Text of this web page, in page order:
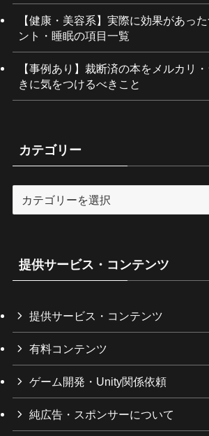
【健康・美容系】実際に効果があっ
ント・睡眠の項目一覧
【事例あり】裁断済の本をメルカリ
きに気をつけるべきこと
カテゴリー
テ
ー
提供サービス・コンテンツ
提供サービス・コンテンツ
有料コンテンツ
ゲーム開発・Unity関係依頼
純広告・スポンサーについて